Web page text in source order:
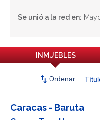
Se unió a la red en:
INMUEBLES
swap_vert Ordenar
Caracas - Baruta